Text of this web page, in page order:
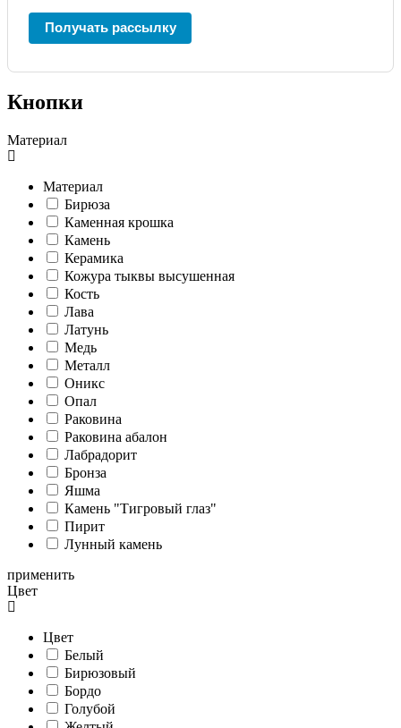
Получать рассылку
Кнопки
Материал
Материал
Бирюза
Каменная крошка
Камень
Керамика
Кожура тыквы высушенная
Кость
Лава
Латунь
Медь
Металл
Оникс
Опал
Раковина
Раковина абалон
Лабрадорит
Бронза
Яшма
Камень "Тигровый глаз"
Пирит
Лунный камень
применить
Цвет
Цвет
Белый
Бирюзовый
Бордо
Голубой